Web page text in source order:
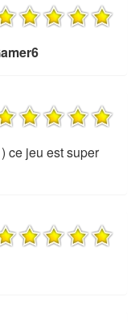
ce jeu est super